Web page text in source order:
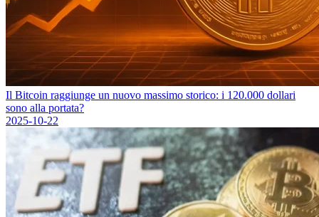
Il Bitcoin raggiunge un nuovo massimo storico: i 120.000 dollari
sono alla portata?
2025-10-22